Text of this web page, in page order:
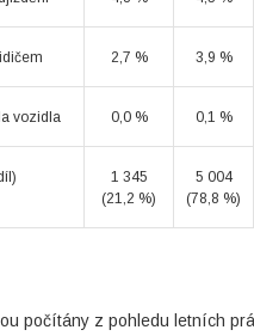
2,7 % 3,9 %
vozidla 0,0 % 0,1 %
1 345
(21,2 %)
5 004
(78,8 %)
počítány z pohledu letních